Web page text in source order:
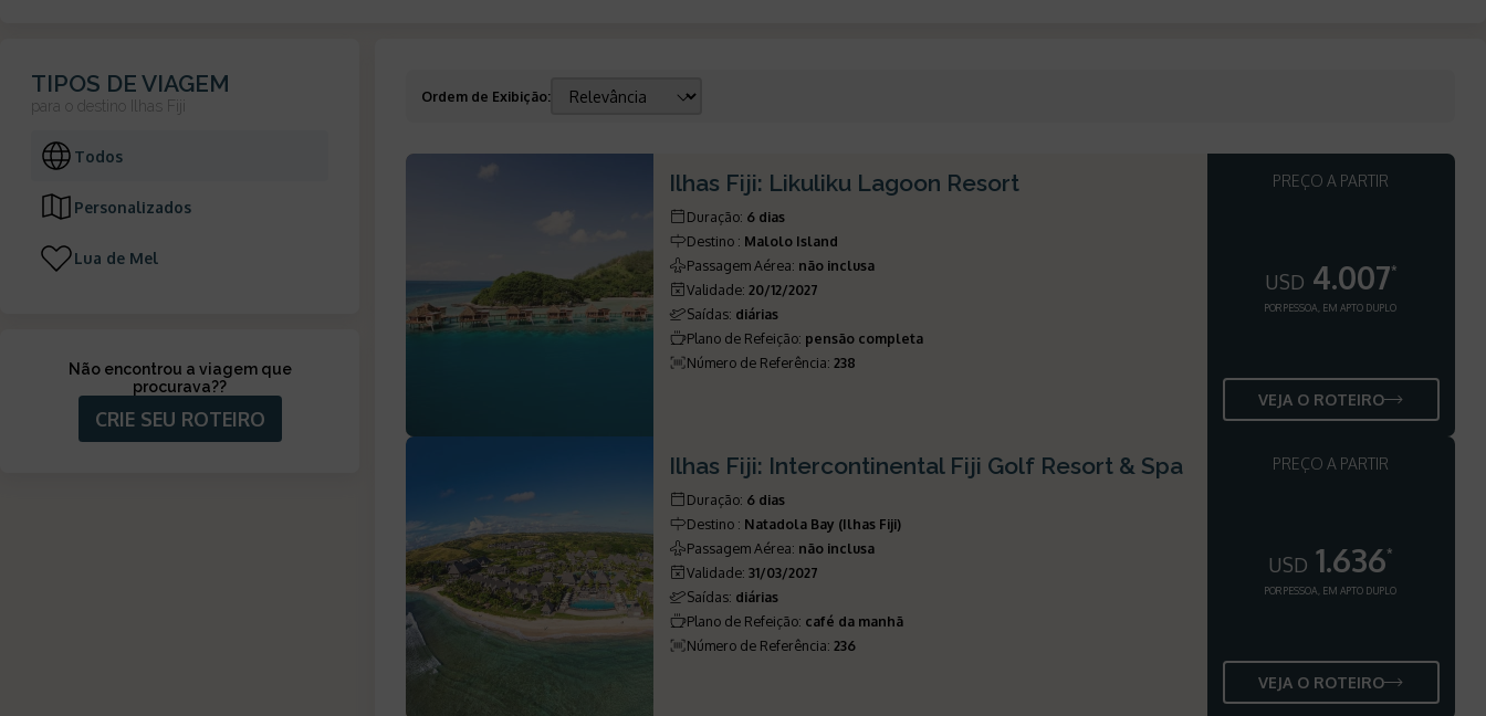
TIPOS DE VIAGEM
para o destino Ilhas Fiji
Todos
Personalizados
Lua de Mel
Não encontrou a viagem que
procurava??
CRIE SEU ROTEIRO
Ordem de Exibição:
Ilhas Fiji: Likuliku Lagoon Resort
Duração: 6 dias
Destino : Malolo Island
Passagem Aérea: não inclusa
Validade:20/12/2027
Saídas: diárias
Plano de Refeição: pensão completa
Número de Referência:238
PREÇO A PARTIR
USD 4.007*
POR PESSOA, EM APTO DUPLO
VEJA O ROTEIRO
Ilhas Fiji: Intercontinental Fiji Golf Resort & Spa
Duração: 6 dias
Destino : Natadola Bay (Ilhas Fiji)
Passagem Aérea: não inclusa
Validade:31/03/2027
Saídas: diárias
Plano de Refeição: café da manhã
Número de Referência:236
PREÇO A PARTIR
USD 1.636*
POR PESSOA, EM APTO DUPLO
VEJA O ROTEIRO